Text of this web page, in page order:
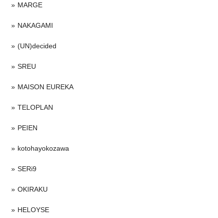
MARGE
NAKAGAMI
(UN)decided
SREU
MAISON EUREKA
TELOPLAN
PEIEN
kotohayokozawa
SERi9
OKIRAKU
HELOYSE